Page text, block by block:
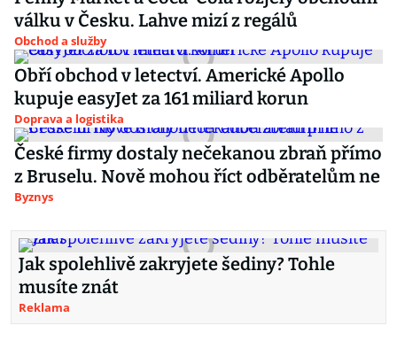
válku v Česku. Lahve mizí z regálů
Obchod a služby
Obří obchod v letectví. Americké Apollo
kupuje easyJet za 161 miliard korun
Doprava a logistika
České firmy dostaly nečekanou zbraň přímo
z Bruselu. Nově mohou říct odběratelům ne
Byznys
Jak spolehlivě zakryjete šediny? Tohle
musíte znát
Reklama